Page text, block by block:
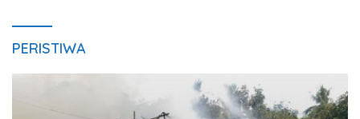
PERISTIWA